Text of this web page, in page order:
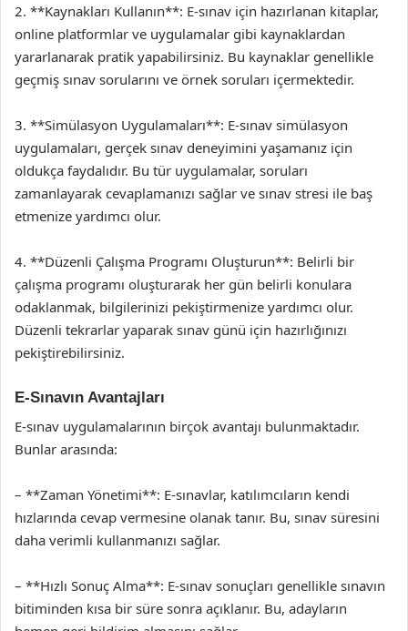
2. **Kaynakları Kullanın**: E-sınav için hazırlanan kitaplar,
online platformlar ve uygulamalar gibi kaynaklardan
yararlanarak pratik yapabilirsiniz. Bu kaynaklar genellikle
geçmiş sınav sorularını ve örnek soruları içermektedir.
3. **Simülasyon Uygulamaları**: E-sınav simülasyon
uygulamaları, gerçek sınav deneyimini yaşamanız için
oldukça faydalıdır. Bu tür uygulamalar, soruları
zamanlayarak cevaplamanızı sağlar ve sınav stresi ile baş
etmenize yardımcı olur.
4. **Düzenli Çalışma Programı Oluşturun**: Belirli bir
çalışma programı oluşturarak her gün belirli konulara
odaklanmak, bilgilerinizi pekiştirmenize yardımcı olur.
Düzenli tekrarlar yaparak sınav günü için hazırlığınızı
pekiştirebilirsiniz.
E-Sınavın Avantajları
E-sınav uygulamalarının birçok avantajı bulunmaktadır.
Bunlar arasında:
– **Zaman Yönetimi**: E-sınavlar, katılımcıların kendi
hızlarında cevap vermesine olanak tanır. Bu, sınav süresini
daha verimli kullanmanızı sağlar.
– **Hızlı Sonuç Alma**: E-sınav sonuçları genellikle sınavın
bitiminden kısa bir süre sonra açıklanır. Bu, adayların